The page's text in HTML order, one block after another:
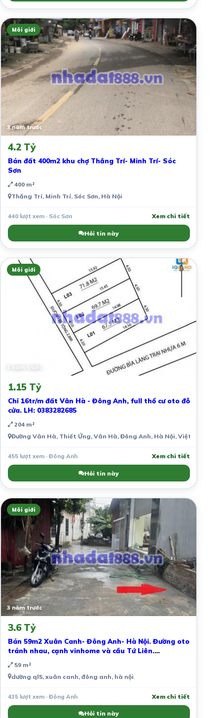
Môi giới
3 năm trước
4.2 Tỷ
Bán đất 400m2 khu chợ Thắng Trí- Minh Trí- Sóc
Sơn
400 m²
Thắng Trí, Minh Trí, Sóc Sơn, Hà Nội
440 lượt xem · Sóc Sơn Xem chi tiết
Hỏi tin này
Môi giới
3 năm trước
1.15 Tỷ
Chỉ 16tr/m đất Vân Hà - Đông Anh, full thổ cư oto đỗ
cửa. LH: 0383282685
204 m²
Đường Vân Hà, Thiết Ứng, Vân Hà, Đông Anh, Hà Nội, Việt Nam
455 lượt xem · Đông Anh Xem chi tiết
Hỏi tin này
Môi giới
3 năm trước
3.6 Tỷ
Bán 59m2 Xuân Canh- Đông Anh- Hà Nội. Đường oto
tránh nhau, cạnh vinhome và cầu Tứ Liên.
59 m²
dường ql5, xuân canh, đông anh, hà nội
435 lượt xem · Đông Anh Xem chi tiết
Hỏi tin này